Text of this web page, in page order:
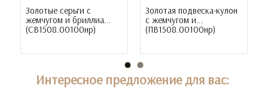
Золотые серьги с
жемчугом и бриллиа...
(СВ1508.00100нр)
Золотая подвеска-кулон
с жемчугом и...
(ПВ1508.00100нр)
Интересное предложение для вас: